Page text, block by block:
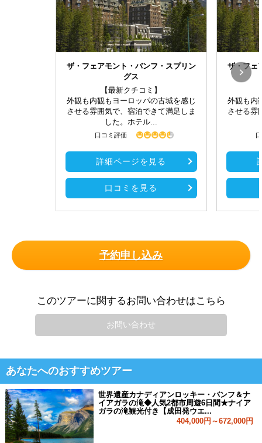
ザ・フェアモント・バンフ・スプリン
グス
【最新クチコミ】
外観も内観もヨーロッパの古城を感じ
させる雰囲気で、宿泊できて満足しま
した。ホテル...
口コミ評価
詳細ページを見る
口コミを見る
ザ・フェ
外観も内
させる雰
予約申し込み
このツアーに関するお問い合わせはこちら
お問い合わせ
あなたへのおすすめツアー
世界遺産カナディアンロッキー・バンフ＆ナ
イアガラの滝◆人気2都市周遊6日間★ナイア
ガラの滝観光付き【成田発ウエ...
404,000円～672,000円